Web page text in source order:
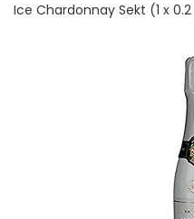
Ice Chardonnay Sekt (1 x 0.2